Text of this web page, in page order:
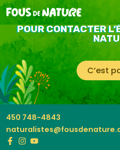
POUR CONTACTER
C’est
450 748-4843